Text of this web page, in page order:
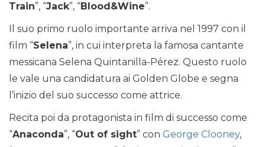
Train”, “Jack”, “Blood&Wine”.
Il suo primo ruolo importante arriva nel 1997 con il
film “Selena”, in cui interpreta la famosa cantante
messicana Selena Quintanilla-Pérez. Questo ruolo
le vale una candidatura ai Golden Globe e segna
l’inizio del suo successo come attrice.
Recita poi da protagonista in film di successo come
“Anaconda”, “Out of sight” con George Clooney,